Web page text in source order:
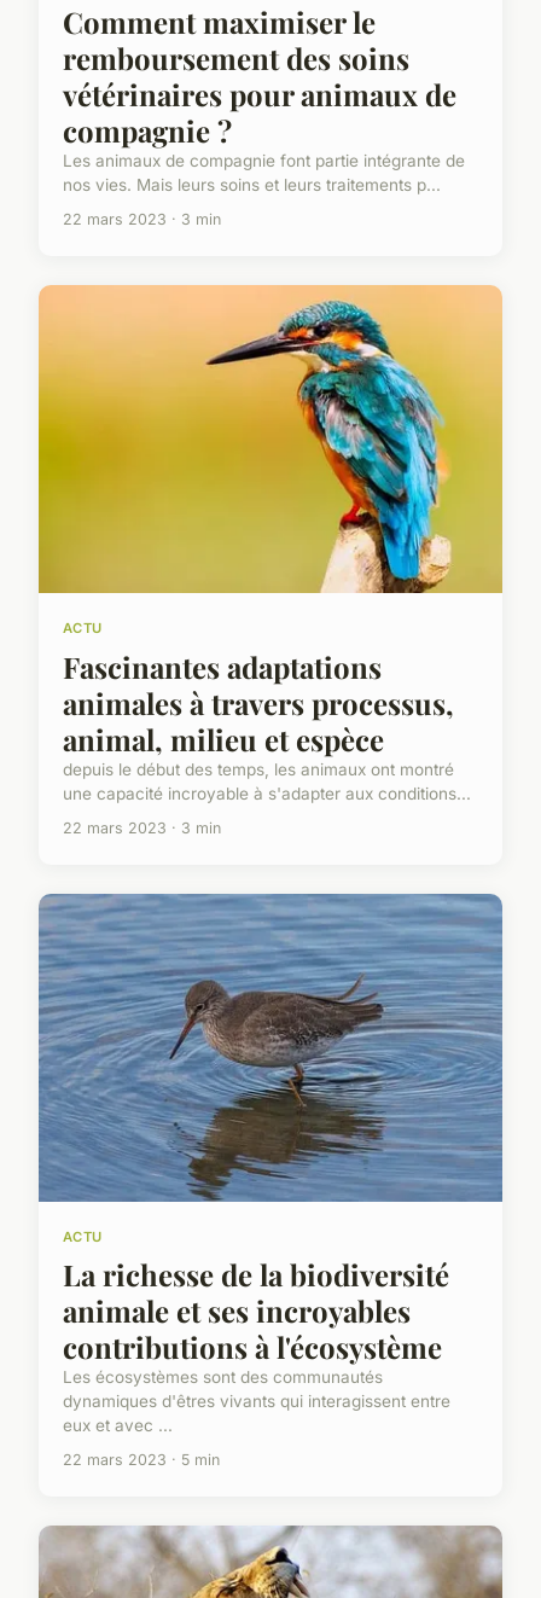
Comment maximiser le
remboursement des soins
vétérinaires pour animaux de
compagnie ?
Les animaux de compagnie font partie intégrante de
nos vies. Mais leurs soins et leurs traitements p...
22 mars 2023 · 3 min
ACTU
Fascinantes adaptations
animales à travers processus,
animal, milieu et espèce
depuis le début des temps, les animaux ont montré
une capacité incroyable à s'adapter aux conditions...
22 mars 2023 · 3 min
ACTU
La richesse de la biodiversité
animale et ses incroyables
contributions à l'écosystème
Les écosystèmes sont des communautés
dynamiques d'êtres vivants qui interagissent entre
eux et avec ...
22 mars 2023 · 5 min